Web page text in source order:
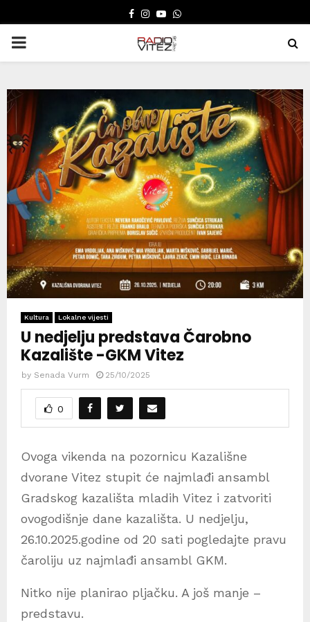
FACEBOOK
INSTAGRAM
YOUTUBE
WHATSAPP
PRIMARY
Kultura Lokalne vijesti
U nedjelju predstava Čarobno
Kazalište -GKM Vitez
by Senada Vurm 25/10/2025
0
Ovoga vikenda na pozornicu Kazališne
dvorane Vitez stupit će najmlađi ansambl
Gradskog kazališta mladih Vitez i zatvoriti
ovogodišnje dane kazališta. U nedjelju,
26.10.2025.godine od 20 sati pogledajte pravu
čaroliju uz najmlađi ansambl GKM.
Nitko nije planirao pljačku. A još manje –
predstavu.